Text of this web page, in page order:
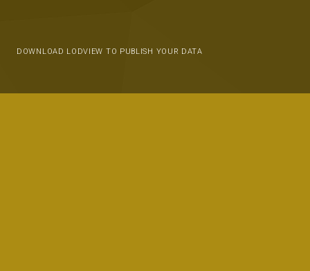
DOWNLOAD LODVIEW TO PUBLISH YOUR DATA